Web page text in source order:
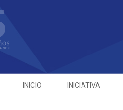
INICIO INICIATIVA